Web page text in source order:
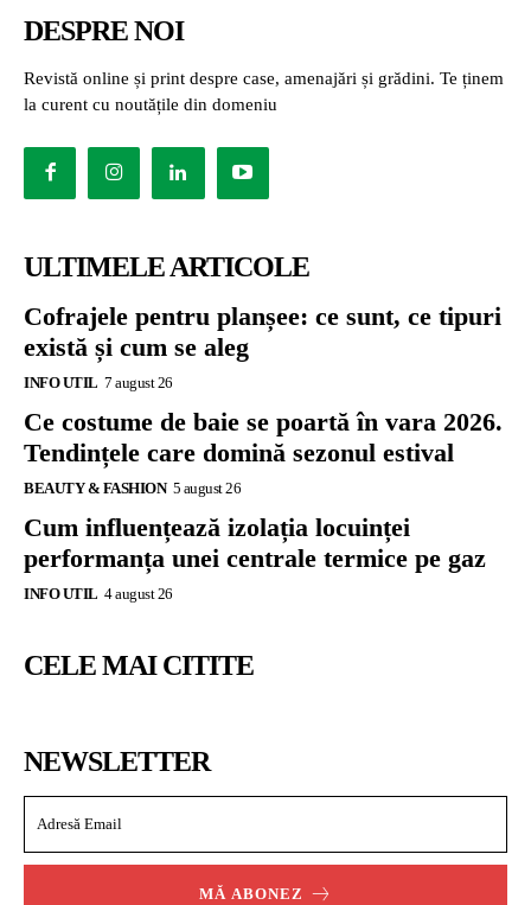
DESPRE NOI
Revistă online și print despre case, amenajări și grădini. Te ținem
la curent cu noutățile din domeniu
ULTIMELE ARTICOLE
Cofrajele pentru planșee: ce sunt, ce tipuri
există și cum se aleg
INFO UTIL 7 august 26
Ce costume de baie se poartă în vara 2026.
Tendințele care domină sezonul estival
BEAUTY & FASHION 5 august 26
Cum influențează izolația locuinței
performanța unei centrale termice pe gaz
INFO UTIL 4 august 26
CELE MAI CITITE
NEWSLETTER
MĂ ABONEZ